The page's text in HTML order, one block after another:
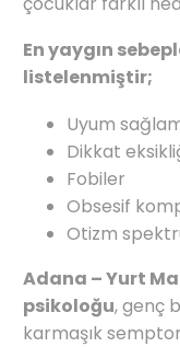
En yaygın
listelenmiştir;
Uyum
Dikkat
Fobiler
Obsesif
Otizm
Adana – Yurt
psikoloğu, genç
karmaşık